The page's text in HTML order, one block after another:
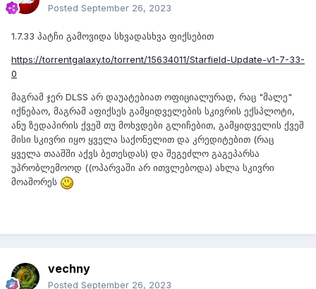
Posted September 26, 2023
1.7.33 პატჩი გამოვიდა სხვადასხვა ფიქსებით
https://torrentgalaxy.to/torrent/15634011/Starfield-Update-v1-7-33-
0
მაგრამ ჯერ DLSS არ დაუატებიათ ოფიციალურად, რაც "მალე"
იქნებაო, მაგრამ აფიქსეს გამყიდველების სკივრის ექსპლოტი,
ანუ ზედაპირის ქვეშ თუ მოხვდები გლიჩებით, გამყიდველის ქვეშ
მისი სკივრი იყო ყველა საქონელით და კრედიტებით (რაც
ყველა თააშში აქვს ბეთესდას) და შეგეძლო გაგეპარსა
უპრობლემოოდ ((ოპარვაში არ ითვლებოდა) ახლა სკივრი
მოაშორეს
vechny
Posted September 26, 2023